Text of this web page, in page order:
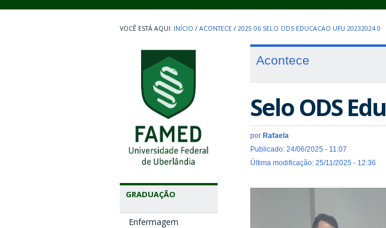
INÍCIO / ACONTECE / 2025 06 SELO ODS EDUCACAO UFU 20232024 0
GRADUAÇÃO
Enfermagem
Acontece
Selo ODS
por Rafaela
Publicado: 24/06/2025 - 11:07
Última modificação: 25/11/2025 - 12:36